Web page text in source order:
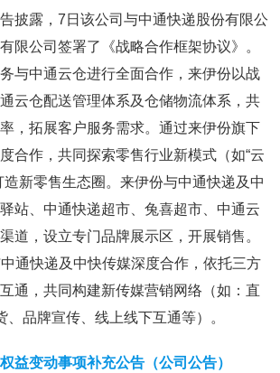
披露，7日该公司与中通快递股份有限公
限公司签署了《战略合作框架协议》。
与中通云仓进行全面合作，来伊份以战
云仓配送管理体系及仓储物流体系，共
，拓展客户服务需求。通过来伊份旗下
合作，共同探索零售行业新模式（如“云
造新零售生态圈。来伊份与中通快递及中
站、中通快递超市、兔喜超市、中通云
道，设立专门品牌展示区，开展销售。
通快递及中快传媒深度合作，依托三方
通，共同构建新传媒营销网络（如：直
、品牌宣传、线上线下互通等）。
益变动事项补充公告（公司公告）